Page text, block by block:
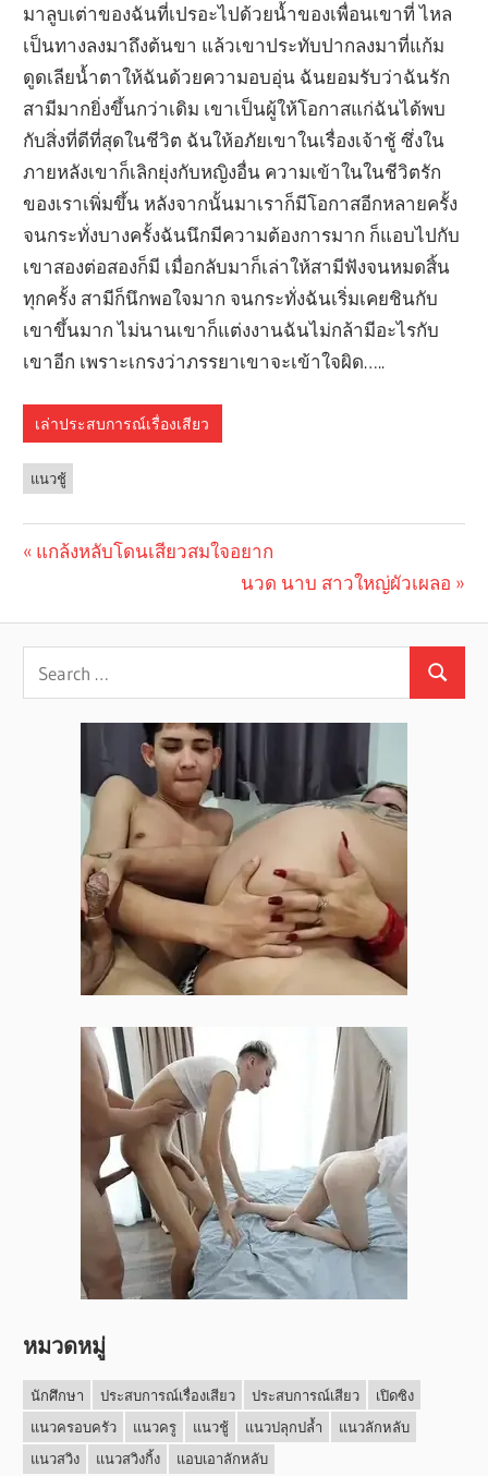
มาลูบเต่าของฉันที่เปรอะไปด้วยน้ำของเพื่อนเขาที่ ไหล
เป็นทางลงมาถึงต้นขา แล้วเขาประทับปากลงมาที่แก้ม
ดูดเลียน้ำตาให้ฉันด้วยความอบอุ่น ฉันยอมรับว่าฉันรัก
สามีมากยิ่งขึ้นกว่าเดิม เขาเป็นผู้ให้โอกาสแก่ฉันได้พบ
กับสิ่งที่ดีที่สุดในชีวิต ฉันให้อภัยเขาในเรื่องเจ้าชู้ ซึ่งใน
ภายหลังเขาก็เลิกยุ่งกับหญิงอื่น ความเข้าในในชีวิตรัก
ของเราเพิ่มขึ้น หลังจากนั้นมาเราก็มีโอกาสอีกหลายครั้ง
จนกระทั่งบางครั้งฉันนึกมีความต้องการมาก ก็แอบไปกับ
เขาสองต่อสองก็มี เมื่อกลับมาก็เล่าให้สามีฟังจนหมดสิ้น
ทุกครั้ง สามีก็นึกพอใจมาก จนกระทั่งฉันเริ่มเคยชินกับ
เขาขึ้นมาก ไม่นานเขาก็แต่งงานฉันไม่กล้ามีอะไรกับ
เขาอีก เพราะเกรงว่าภรรยาเขาจะเข้าใจผิด…..
เล่าประสบการณ์เรื่องเสียว
แนวชู้
navigation
Previous
แกล้งหลับโดนเสียวสมใจอยาก
Next
นวด นาบ สาวใหญ่ผัวเผลอ
หมวดหมู่
นักศึกษา ประสบการณ์เรื่องเสียว ประสบการณ์เสียว
เปิดซิง
แนวครอบครัว
แนวครู แนวชู้ แนวปลุกปล้ำ
แนวลักหลับ
แนวสวิง
แนวสวิงกิ้ง แอบเอาลักหลับ